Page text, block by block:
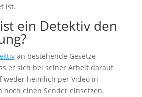
ist.
ein Detektiv den
an bestehende Gesetze
er sich bei seiner Arbeit darauf
heimlich per Video in
noch einen Sender einsetzen.